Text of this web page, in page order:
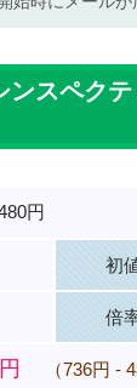
スペクテ
円
初
倍
（736円 -